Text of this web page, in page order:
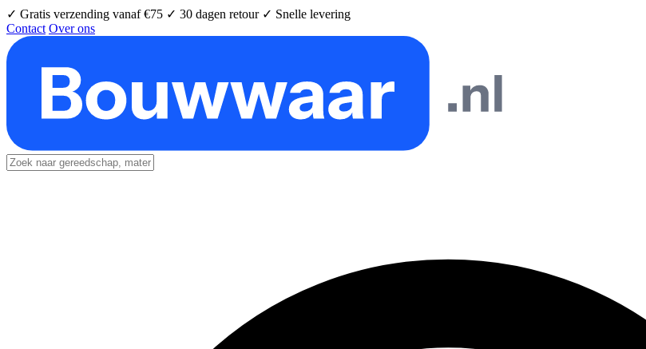
✓ Gratis verzending vanaf €75 ✓ 30 dagen retour ✓ Snelle levering
Contact Over ons